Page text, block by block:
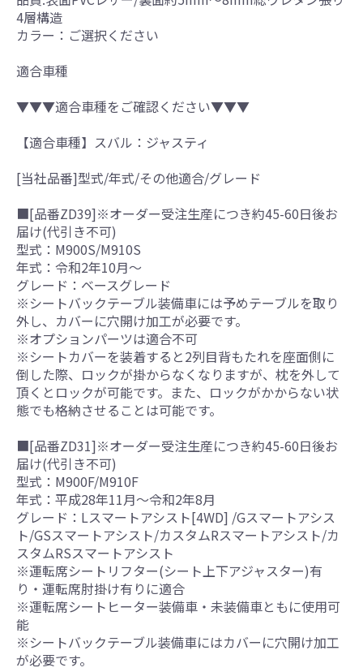
4層構造
カラー：ご選択ください
適合車種
▼▼▼適合車種をご確認ください▼▼▼
【適合車種】スバル：ジャスティ
[当社品番]型式/年式/その他適合/グレード
■[品番ZD39]※オーダー受注生産につき約45-60日後お
届け(代引き不可)
型式：M900S/M910S
年式：令和2年10月～
グレード：ベースグレード
※シートバックテーブル装備車には予めテーブルを取り
外し、カバーに穴開け加工が必要です。
※オプションパーツは適合不可
※シートカバーを装着すると2列目背もたれを座面側に
倒した際、ロックが掛からなくなりますが、枕を外して
頂くとロックが可能です。また、ロックがかからない状
態でも格納させることは可能です。
■[品番ZD31]※オーダー受注生産につき約45-60日後お
届け(代引き不可)
型式：M900F/M910F
年式：平成28年11月～令和2年8月
グレード：Lスマートアシスト[4WD] /Gスマートアシス
ト/GSスマートアシスト/カスタムRスマートアシスト/カ
スタムRSスマートアシスト
※運転席シートリフター(シート上下アジャスター)有
り・運転席肘掛け有りに適合
※運転席シートヒーター装備車・未装備車ともに使用可
能
※シートバックテーブル装備車にはカバーに穴開け加工
が必要です。